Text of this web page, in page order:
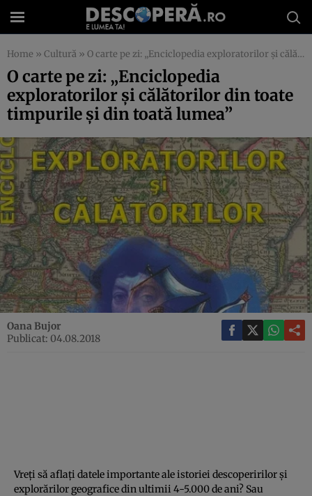
Home » Cultură » O carte pe zi: „Enciclopedia exploratorilor şi călătorilor din toate timpurile şi din toată lumea”
O carte pe zi: „Enciclopedia
exploratorilor şi călătorilor din toate
timpurile şi din toată lumea”
Oana Bujor
Publicat: 04.08.2018
Vreţi să aflaţi datele importante ale istoriei descoperirilor şi
explorărilor geografice din ultimii 4-5.000 de ani? Sau